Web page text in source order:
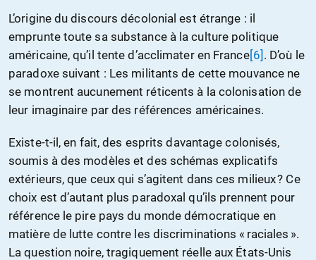
L’origine du discours décolonial est étrange : il
emprunte toute sa substance à la culture politique
américaine, qu’il tente d’acclimater en France[6] . D’où le
paradoxe suivant : Les militants de cette mouvance ne
se montrent aucunement réticents à la colonisation de
leur imaginaire par des références américaines.
Existe-t-il, en fait, des esprits davantage colonisés,
soumis à des modèles et des schémas explicatifs
extérieurs, que ceux qui s’agitent dans ces milieux ? Ce
choix est d’autant plus paradoxal qu’ils prennent pour
référence le pire pays du monde démocratique en
matière de lutte contre les discriminations « raciales ».
La question noire, tragiquement réelle aux États-Unis